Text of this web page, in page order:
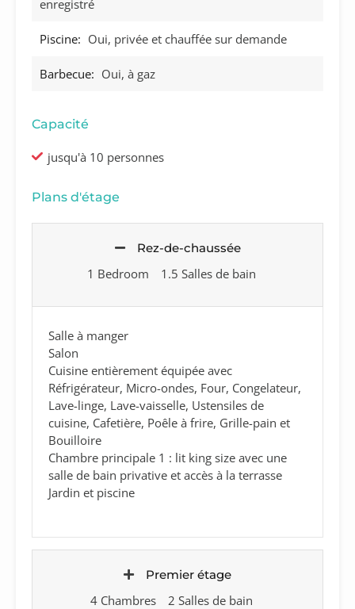
enregistré
Piscine: Oui, privée et chauffée sur demande
Barbecue: Oui, à gaz
Capacité
jusqu'à 10 personnes
Plans d'étage
Rez-de-chaussée
1 Bedroom 1.5 Salles de bain
Salle à manger
Salon
Cuisine entièrement équipée avec
Réfrigérateur, Micro-ondes, Four, Congelateur,
Lave-linge, Lave-vaisselle, Ustensiles de
cuisine, Cafetière, Poêle à frire, Grille-pain et
Bouilloire
Chambre principale 1 : lit king size avec une
salle de bain privative et accès à la terrasse
Jardin et piscine
Premier étage
4 Chambres 2 Salles de bain